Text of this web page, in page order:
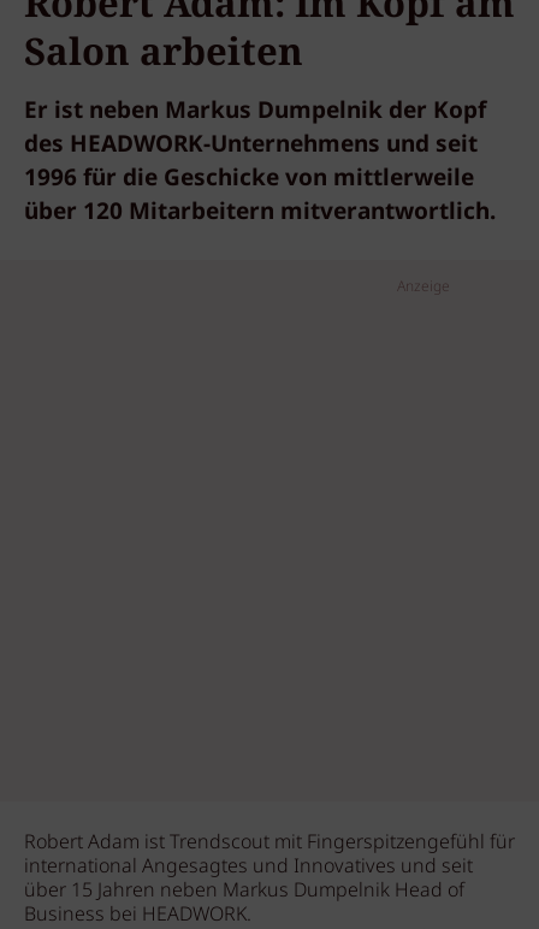
Salon arbeiten
Er ist neben Markus Dumpelnik der Kopf
des HEADWORK-Unternehmens und seit
1996 für die Geschicke von mittlerweile
über 120 Mitarbeitern mitverantwortlich.
Anzeige
Robert Adam ist Trendscout mit Fingerspitzengefühl für
international Angesagtes und Innovatives und seit
über 15 Jahren neben Markus Dumpelnik Head of
Business bei HEADWORK.